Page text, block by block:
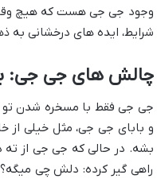
وجود جی جی هست که هیچ
شرایط، ایده های درخشانی به
چالش های جی جی:
جی جی فقط با مسخره شدن تو
و بابای جی جی، مثل خیلی از
بشه. در حالی که جی جی از
راهی گیر کرده: دلش چی